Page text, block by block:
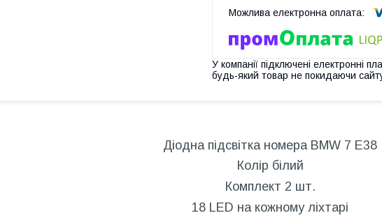
У компанії підключені електронні
будь-який товар не покидаючи
Діодна підсвітка номера BMW 7 E38
Колір білий
Комплект 2 шт.
18 LED на кожному ліхтарі